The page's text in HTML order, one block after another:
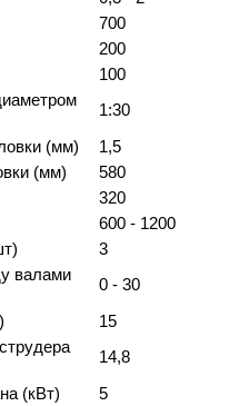
700
200
100
1:30
(мм)
1,5
(мм)
580
320
600 - 1200
3
валами
0 - 30
15
14,8
(кВт)
5